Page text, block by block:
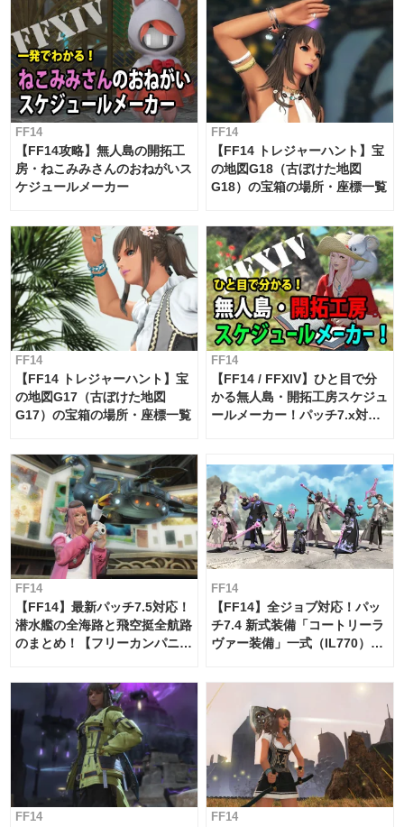
FF14
【FF14攻略】無人島の開拓工
房・ねこみみさんのおねがいス
ケジュールメーカー
FF14
【FF14 トレジャーハント】宝
の地図G18（古ぼけた地図
G18）の宝箱の場所・座標一覧
FF14
【FF14 トレジャーハント】宝
の地図G17（古ぼけた地図
G17）の宝箱の場所・座標一覧
FF14
【FF14 / FFXIV】ひと目で分
かる無人島・開拓工房スケジュ
ールメーカー！パッチ7.x対応
FF14
【FF14】最新パッチ7.5対応！
潜水艦の全海路と飛空挺全航路
のまとめ！【フリーカンパニ
FF14
【FF14】全ジョブ対応！パッ
チ7.4 新式装備「コートリーラ
ヴァー装備」一式（IL770）の
FF14 FF14